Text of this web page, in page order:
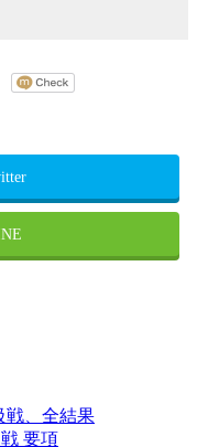
戦、全結果
要項